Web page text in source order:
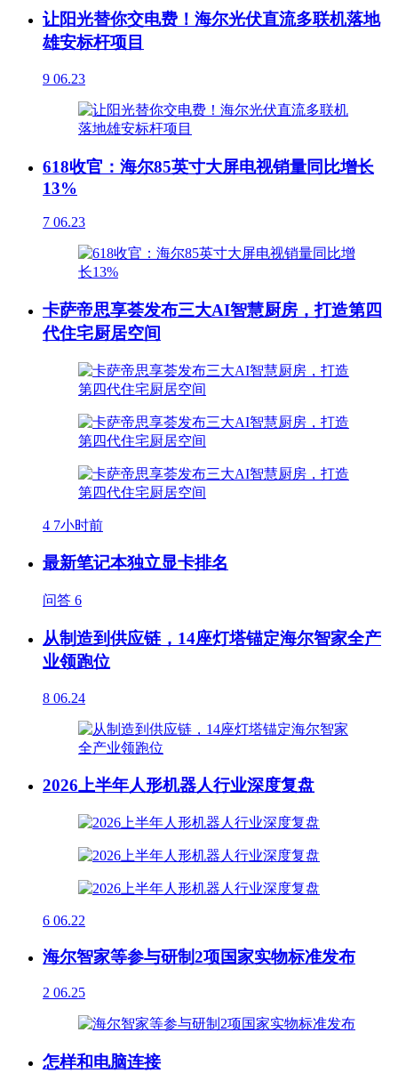
让阳光替你交电费！海尔光伏直流多联机落地
雄安标杆项目
9 06.23
618收官：海尔85英寸大屏电视销量同比增长
13%
7 06.23
卡萨帝思享荟发布三大AI智慧厨房，打造第四
代住宅厨居空间
4 7小时前
最新笔记本独立显卡排名
问答 6
从制造到供应链，14座灯塔锚定海尔智家全产
业领跑位
8 06.24
2026上半年人形机器人行业深度复盘
6 06.22
海尔智家等参与研制2项国家实物标准发布
2 06.25
怎样和电脑连接